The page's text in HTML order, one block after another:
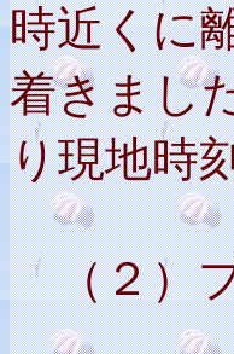
時近くに
着きまし
り現地時
（２）